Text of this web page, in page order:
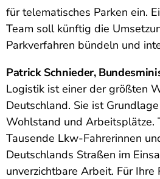
für telematisches Parken ein.
Team soll künftig die
Parkverfahren bündeln und
Patrick Schnieder,
Logistik ist einer der größten
Deutschland. Sie ist
Wohlstand und Arbeitsplätze.
Tausende Lkw-Fahrerinnen
Deutschlands Straßen im
unverzichtbare Arbeit. Für Ihre